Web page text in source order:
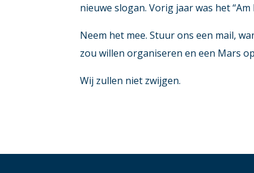
nieuwe slogan. Vorig jaar was het “Am
Neem het mee. Stuur ons een mail,
zou willen organiseren en een Mars
Wij zullen niet zwijgen.